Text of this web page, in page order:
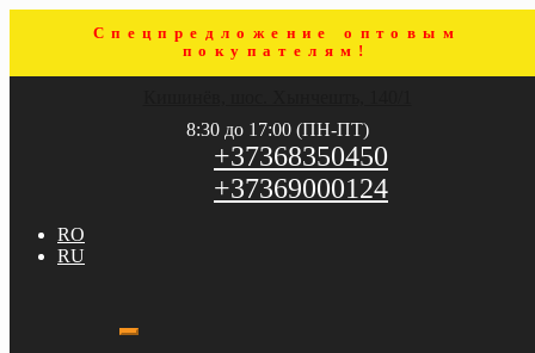
Спецпредложение оптовым
покупателям!
8:30 до 17:00 (ПН-ПТ)
+37368350450
+37369000124
RO
RU